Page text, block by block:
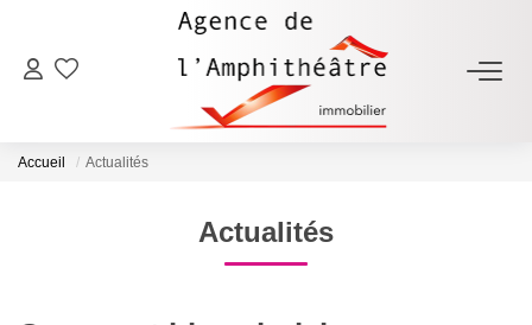
ACHETER
ESTIMER
Accueil Actualités
Actualités